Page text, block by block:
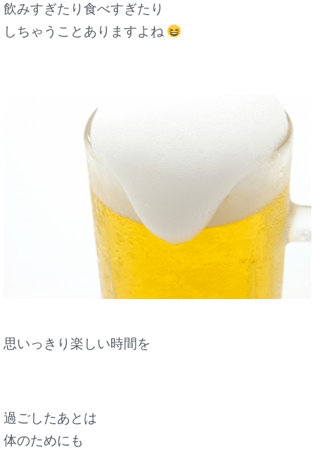
飲みすぎたり食べすぎたり
しちゃうことありますよね
思いっきり楽しい時間を
過ごしたあとは
体のためにも